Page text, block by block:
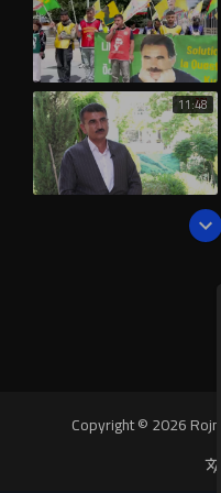
11:48
Copyright © 2026